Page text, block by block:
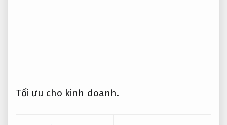
Tối ưu cho kinh doanh.